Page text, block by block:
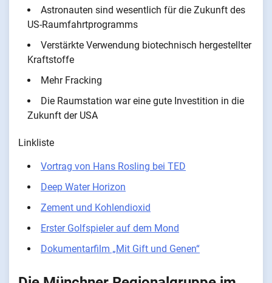
Astronauten sind wesentlich für die Zukunft des
US-Raumfahrtprogramms
Verstärkte Verwendung biotechnisch hergestellter
Kraftstoffe
Mehr Fracking
Die Raumstation war eine gute Investition in die
Zukunft der USA
Linkliste
Vortrag von Hans Rosling bei TED
Deep Water Horizon
Zement und Kohlendioxid
Erster Golfspieler auf dem Mond
Dokumentarfilm „Mit Gift und Genen“